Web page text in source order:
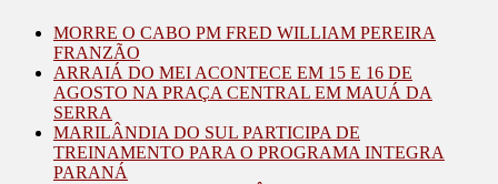
MORRE O CABO PM FRED WILLIAM PEREIRA
FRANZÃO
ARRAIÁ DO MEI ACONTECE EM 15 E 16 DE
AGOSTO NA PRAÇA CENTRAL EM MAUÁ DA
SERRA
MARILÂNDIA DO SUL PARTICIPA DE
TREINAMENTO PARA O PROGRAMA INTEGRA
PARANÁ